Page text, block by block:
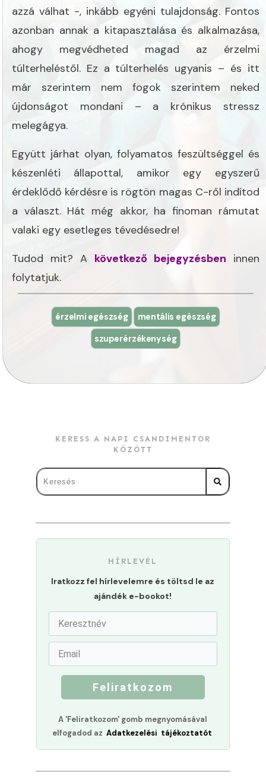
azzá válhat -, inkább egyéni tulajdonság. Fontos
azonban annak a kitapasztalása és alkalmazása,
ahogy megvédheted magad az érzelmi
túlterheléstől. Ez a túlterhelés ugyanis – és itt
már szerintem nem fogok szerintem neked
újdonságot mondani – a krónikus stressz
melegágya.
Együtt járhat olyan, folyamatos feszültséggel és
készenléti állapottal, amikor egy egyszerű
érdeklődő kérdésre is rögtön magas C-ről indítod
a választ. Hát még akkor, ha finoman rámutat
valaki egy esetleges tévedésedre!
Tudod mit? A következő bejegyzésben innen
folytatjuk.
érzelmi egészség
mentális egészség
szuperérzékenység
KERESS A NAPI CSANDIMENTOR
KÖZÖTT
HÍRLEVÉL
Iratkozz fel hírlevelemre és töltsd le az
ajándék e-bookot!
Feliratkozom
A 'Feliratkozom' gomb megnyomásával
elfogadod az Adatkezelési tájékoztatót